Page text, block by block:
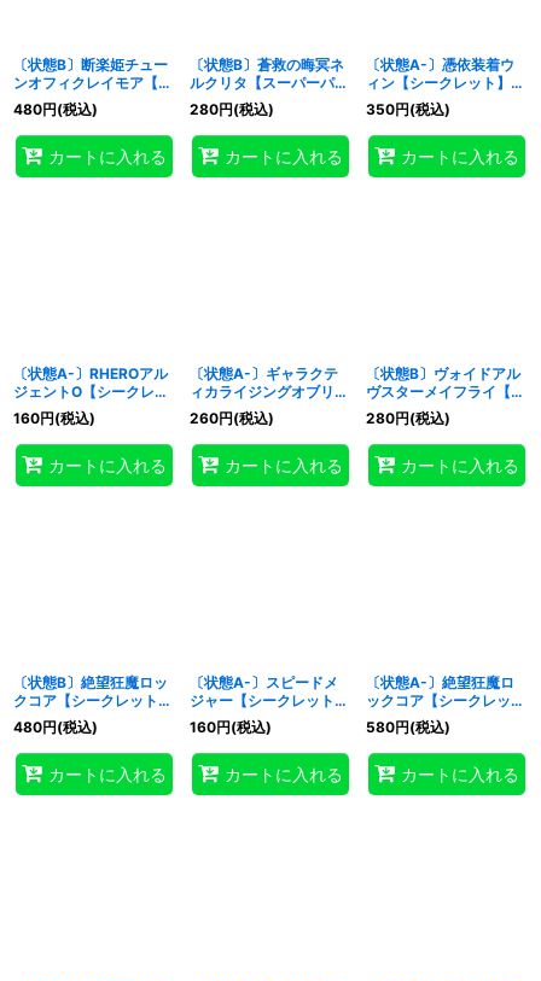
〔状態B〕断楽姫チュー
ンオフィクレイモア【ス
ーパー】{RD/B254-
JP003}《RDフュージョ
ン》
480円(税込)
カートに入れる
〔状態B〕蒼救の晦冥ネ
ルクリタ【スーパーパラ
レル】{RD/B261-
JP011}《RDフュージョ
ン》
280円(税込)
カートに入れる
〔状態A-〕憑依装着ウ
ィン【シークレット】
{RD/KP25-JP044}
《RDフュージョン》
350円(税込)
カートに入れる
〔状態A-〕RHEROアル
ジェントO【シークレッ
ト】{RD/KP25-JP042}
《RDフュージョン》
160円(税込)
カートに入れる
〔状態A-〕ギャラクテ
ィカライジングオブリビ
オン【シークレット】
{RD/KP25-JP038}
《RDフュージョン》
260円(税込)
カートに入れる
〔状態B〕ヴォイドアル
ヴスターメイフライ【シ
ークレット】
{RD/KP24-JP034}
《RDフュージョン》
280円(税込)
カートに入れる
〔状態B〕絶望狂魔ロッ
クコア【シークレット】
{RD/ORP4-JP023}
《RDフュージョン》
480円(税込)
カートに入れる
〔状態A-〕スピードメ
ジャー【シークレット】
{RD/ORP4-JP057}
《RDフュージョン》
160円(税込)
カートに入れる
〔状態A-〕絶望狂魔ロ
ックコア【シークレッ
ト】{RD/ORP4-JP023}
《RDフュージョン》
580円(税込)
カートに入れる